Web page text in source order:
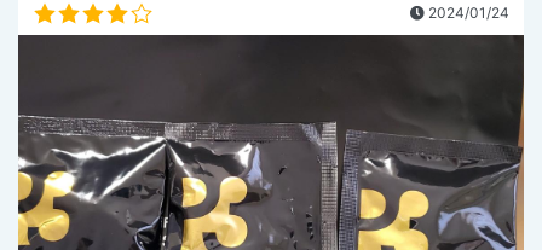
2024/01/24